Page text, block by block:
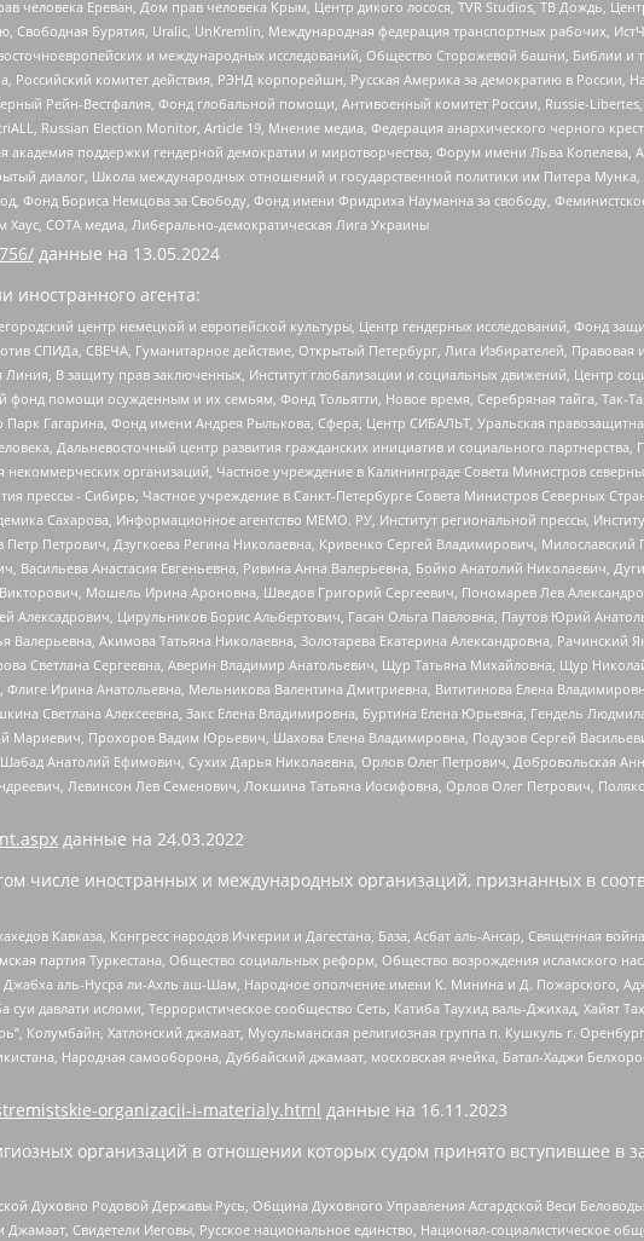
человека Ереван, Дом прав человека Крым, Центр дикого лосося, TVR Studios, ТВ Дождь,
Свободная Бурятия, Uralic, UnKremlin, Международная федерация транспортных рабочих,
и международных исследований, Общество Сторожевой башни, Библии и
Российский комитет действия, РЭНД корпорейшн, Русская Америка за демократию в России,
Рейн-Вестфалия, Фонд глобальной помощи, Антивоенный комитет России, Russie-
Russian Election Monitor, Article 19, Мнение медиа, Федерация анархического черного
поддержки гендерной демократии и миротворчества, Форум имени Льва Копелева,
диалог, Школа международных отношений и государственной политики им Питера
Фонд Бориса Немцова за Свободу, Фонд имени Фридриха Науманна за свободу,
СОТА медиа, Либерально-демократическая Лига Украины
данные на 13.05.2024
агента:
центр немецкой и европейской культуры, Центр гендерных исследований, Фонд
СПИДа, СВЕЧА, Гуманитарное действие, Открытый Петербург, Лига Избирателей, Правовая
Линия, В защиту прав заключенных, Институт глобализации и социальных движений, Центр
помощи осужденным и их семьям, Фонд Тольятти, Новое время, Серебряная тайга, Так-
Гагарина, Фонд имени Андрея Рылькова, Сфера, Центр СИБАЛЬТ, Уральская
Дальневосточный центр развития гражданских инициатив и социального
организаций, Частное учреждение в Калининграде Совета Министров
прессы - Сибирь, Частное учреждение в Санкт-Петербурге Совета Министров Северных
Сахарова, Информационное агентство МЕМО. РУ, Институт региональной прессы,
Петр Петрович, Дзугкоева Регина Николаевна, Кривенко Сергей Владимирович,
Васильева Анастасия Евгеньевна, Ривина Анна Валерьевна, Бойко Анатолий Николаевич,
Мошель Ирина Ароновна, Шведов Григорий Сергеевич, Пономарев Лев
Алексадрович, Цирульников Борис Альбертович, Гасан Ольга Павловна, Паутов Юрий
Валерьевна, Акимова Татьяна Николаевна, Золотарева Екатерина Александровна,
Светлана Сергеевна, Аверин Владимир Анатольевич, Щур Татьяна Михайловна, Щур
Ирина Анатольевна, Мельникова Валентина Дмитриевна, Вититинова Елена
Светлана Алексеевна, Закс Елена Владимировна, Буртина Елена Юрьевна, Гендель
Мариевич, Прохоров Вадим Юрьевич, Шахова Елена Владимировна, Подузов Сергей
Анатолий Ефимович, Сухих Дарья Николаевна, Орлов Олег Петрович, Добровольская
Левинсон Лев Семенович, Локшина Татьяна Иосифовна, Орлов Олег Петрович,
данные на 24.03.2022
числе иностранных и международных организаций, признанных в
Кавказа, Конгресс народов Ичкерии и Дагестана, База, Асбат аль-Ансар, Священная
партия Туркестана, Общество социальных реформ, Общество возрождения исламского
Джабха аль-Нусра ли-Ахль аш-Шам, Народное ополчение имени К. Минина и Д. Пожарского,
давлати исломи, Террористическое сообщество Сеть, Катиба Таухид валь-Джихад,
Колумбайн, Хатлонский джамаат, Мусульманская религиозная группа п. Кушкуль г.
Народная самооборона, Дуббайский джамаат, московская ячейка, Батал-Хаджи
organizacii-i-materialy.html данные на 16.11.2023
организаций в отношении которых судом принято вступившее в
Духовно Родовой Державы Русь, Община Духовного Управления Асгардской Веси
Свидетели Иеговы, Русское национальное единство, Национал-социалистическое